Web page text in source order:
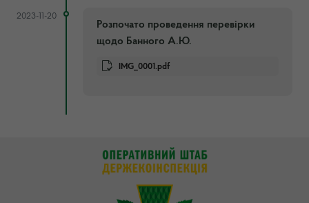
2023-11-20
Розпочато проведення перевірки
щодо Банного А.Ю.
IMG_0001.pdf